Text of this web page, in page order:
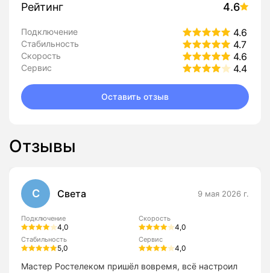
Рейтинг 4.6
Подключение 4.6
Стабильность 4.7
Скорость 4.6
Сервис 4.4
Оставить отзыв
Отзывы
С Света 9 мая 2026 г.
Подключение
4,0
Скорость
4,0
Стабильность
5,0
Сервис
4,0
Мастер Ростелеком пришёл вовремя, всё настроил